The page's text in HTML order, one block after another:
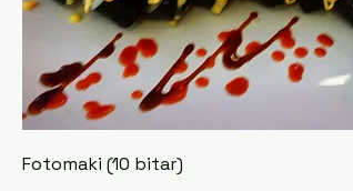
Fotomaki (10 bitar)